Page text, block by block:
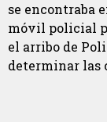
se encontraba
móvil policial
el arribo de
determinar las